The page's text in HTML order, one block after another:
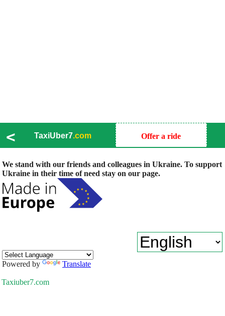
< TaxiUber7.com Offer a ride
We stand with our friends and colleagues in Ukraine. To support
Ukraine in their time of need stay on our page.
Powered by Translate
Taxiuber7.com